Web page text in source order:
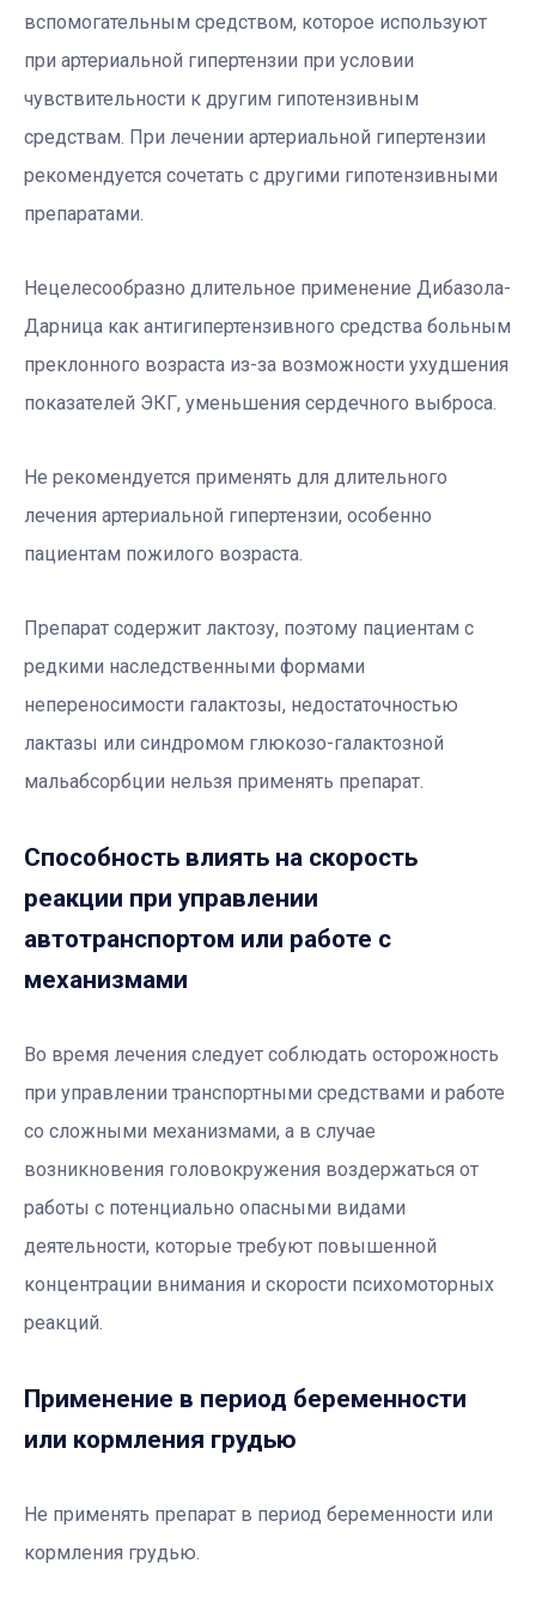
вспомогательным средством, которое используют
при артериальной гипертензии при условии
чувствительности к другим гипотензивным
средствам. При лечении артериальной гипертензии
рекомендуется сочетать с другими гипотензивными
препаратами.
Нецелесообразно длительное применение Дибазола-
Дарница как антигипертензивного средства больным
преклонного возраста из-за возможности ухудшения
показателей ЭКГ, уменьшения сердечного выброса.
Не рекомендуется применять для длительного
лечения артериальной гипертензии, особенно
пациентам пожилого возраста.
Препарат содержит лактозу, поэтому пациентам с
редкими наследственными формами
непереносимости галактозы, недостаточностью
лактазы или синдромом глюкозо-галактозной
мальабсорбции нельзя применять препарат.
Способность влиять на скорость
реакции при управлении
автотранспортом или работе с
механизмами
Во время лечения следует соблюдать осторожность
при управлении транспортными средствами и работе
со сложными механизмами, а в случае
возникновения головокружения воздержаться от
работы с потенциально опасными видами
деятельности, которые требуют повышенной
концентрации внимания и скорости психомоторных
реакций.
Применение в период беременности
или кормления грудью
Не применять препарат в период беременности или
кормления грудью.